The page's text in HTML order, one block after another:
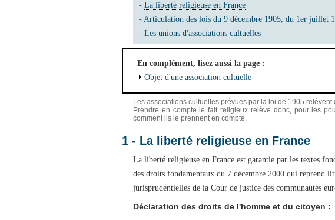
- La liberté religieuse en France
- Articulation des lois du 9 décembre 1905, du 1er juillet
- Les unions d'associations cultuelles
En complément, lisez aussi la page :
Objet d'une association cultuelle
Les associations cultuelles prévues par la loi de 1905
Prendre en compte le fait religieux relève donc, pour les
comment ils le prennent en compte.
1 - La liberté religieuse en France
La liberté religieuse en France est garantie par les textes
des droits fondamentaux du 7 décembre 2000 qui reprend
jurisprudentielles de la Cour de justice des communautés
Déclaration des droits de l'homme et du citoyen :